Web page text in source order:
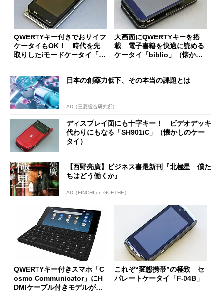
QWERTYキー付きでおサイフ
ケータイもOK！ 時代を先
取りしたiモードケータイ「S
大画面にQWERTYキーを搭
載 電子書籍を快適に読める
ケータイ「biblio」（懐かし
日本の創薬力低下、その本当の課題とは
AD（三菱総合研究所）
ディスプレイ面にも十字キー！ ビデオデッキ
代わりにもなる「SH901iC」（懐かしのケー
タイ）
【西野亮廣】ビジネス書最新刊『北極星 僕た
ちはどう働くか』
AD（FINCHI on GOETHE）
QWERTYキー付きスマホ「C
osmo Communicator」にH
DMIケーブル付きモデルが登
これぞ“変態携帯”の極致 セ
パレートケータイ「F-04B」